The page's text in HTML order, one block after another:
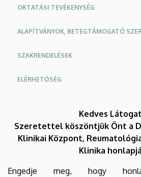
OKTATÁSI TEVÉKENYSÉG
ALAPÍTVÁNYOK, BETEGTÁMOGATÓ
SZAKRENDELÉSEK
ELÉRHETŐSÉG
KK
Angol
KK
Német
Kedves
Szeretettel köszöntjük Önt a
Klinikai Központ,
Klinika
Engedje meg, hogy